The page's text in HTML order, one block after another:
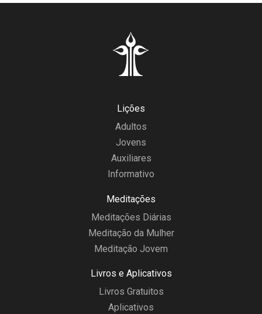
Lições
Adultos
Jovens
Auxiliares
Informativo
Meditações
Meditações Diárias
Meditação da Mulher
Meditação Jovem
Livros e Aplicativos
Livros Gratuitos
Aplicativos